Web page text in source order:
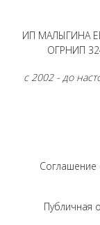
ИП МАЛЫГИНА
ОГРНИП
с 2002 - до
Публичная